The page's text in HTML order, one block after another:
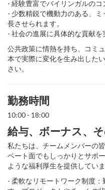
- 経験豊富でバイリンガルの
- 少数精鋭で機動力のある、
長させられます。
- 社会の進展に具体的な貢献を
公共政策に情熱を持ち、コミ
本で実際に変化を生み出した
さい。
勤務時間
10:00 - 18:00
給与、ボーナス、
私たちは、チームメンバーの
ベート面でもしっかりとサポ
ような福利厚生を提供していま
- 柔軟なリモートワーク制度